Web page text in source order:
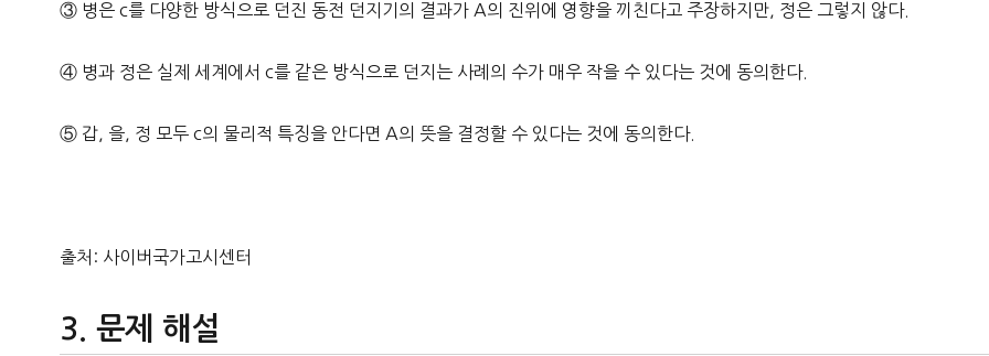
③ 병은 c를 다양한 방식으로 던진 동전 던지기의 결과가 A의 진위에 영향을 끼친다고 주장하지만, 정은 그렇지 않다.
④ 병과 정은 실제 세계에서 c를 같은 방식으로 던지는 사례의 수가 매우 작을 수 있다는 것에 동의한다.
⑤ 갑, 을, 정 모두 c의 물리적 특징을 안다면 A의 뜻을 결정할 수 있다는 것에 동의한다.
출처: 사이버국가고시센터
문제 해설